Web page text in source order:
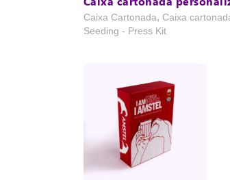
Caixa Cartonada, Caixa
Seeding - Press Kit